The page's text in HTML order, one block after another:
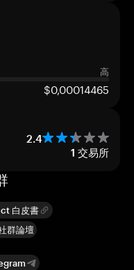
高
$0,00014465
2.4
1 交易所
白皮書
群論壇